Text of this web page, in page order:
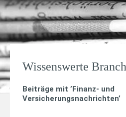
Wissenswerte
Beiträge mit ’Finanz- und
Versicherungsnachrichten’